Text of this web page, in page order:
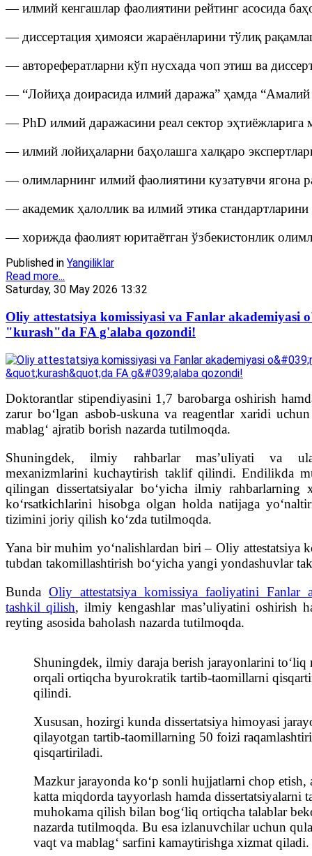
— илмий кенгашлар фаолиятини рейтинг асосида
— диссертация ҳимояси жараёнларини тўлиқ
— авторефератларни кўп нусхада чоп этиш ва
— “Лойиҳа доирасида илмий даража” ҳамда “Амалий
— PhD илмий даражасини реал сектор
— илмий лойиҳаларни баҳолашга халқаро
— олимларнинг илмий фаолиятини кузатувчи
— академик ҳалоллик ва илмий этика
— хорижда фаолият юритаётган ўзбекистонлик
Published in Yangiliklar
Read more...
Saturday, 30 May 2026 13:32
Oliy attestatsiya komissiyasi va Fanlar akademiyasi
"kurash"da FA g'alaba qozondi!
Doktorantlar stipendiyasini 1,7 barobarga oshirish
zarur boʻlgan asbob-uskuna va reagentlar xaridi
mablagʻ ajratib borish nazarda tutilmoqda.
Shuningdek, ilmiy rahbarlar masʼuliyati va
mexanizmlarini kuchaytirish taklif qilindi. Endilikda
qilingan dissertatsiyalar boʻyicha ilmiy
koʻrsatkichlarini hisobga olgan holda natijaga
tizimini joriy qilish koʻzda tutilmoqda.
Yana bir muhim yoʻnalishlardan biri – Oliy attestatsiya
tubdan takomillashtirish boʻyicha yangi yondashuvlar
Bunda Oliy attestatsiya komissiya faoliyatini Fanlar
tashkil qilish, ilmiy kengashlar masʼuliyatini oshirish
reyting asosida baholash nazarda tutilmoqda.
Shuningdek, ilmiy daraja berish jarayonlarini toʻliq
orqali ortiqcha byurokratik tartib-taomillarni
qilindi.
Xususan, hozirgi kunda dissertatsiya himoyasi
qilayotgan tartib-taomillarning 50 foizi
qisqartiriladi.
Mazkur jarayonda koʻp sonli hujjatlarni chop etish,
katta miqdorda tayyorlash hamda dissertatsiyalarni
muhokama qilish bilan bogʻliq ortiqcha talablar
nazarda tutilmoqda. Bu esa izlanuvchilar uchun
vaqt va mablagʻ sarfini kamaytirishga xizmat qiladi.